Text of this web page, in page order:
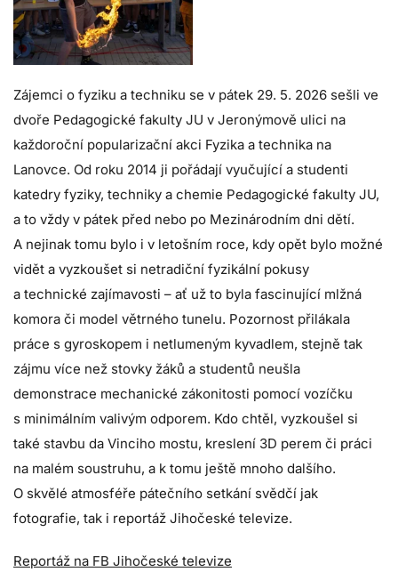
Zájemci o fyziku a techniku se v pátek 29. 5. 2026 sešli ve
dvoře Pedagogické fakulty JU v Jeronýmově ulici na
každoroční popularizační akci Fyzika a technika na
Lanovce. Od roku 2014 ji pořádají vyučující a studenti
katedry fyziky, techniky a chemie Pedagogické fakulty JU,
a to vždy v pátek před nebo po Mezinárodním dni dětí.
A nejinak tomu bylo i v letošním roce, kdy opět bylo možné
vidět a vyzkoušet si netradiční fyzikální pokusy
a technické zajímavosti – ať už to byla fascinující mlžná
komora či model větrného tunelu. Pozornost přilákala
práce s gyroskopem i netlumeným kyvadlem, stejně tak
zájmu více než stovky žáků a studentů neušla
demonstrace mechanické zákonitosti pomocí vozíčku
s minimálním valivým odporem. Kdo chtěl, vyzkoušel si
také stavbu da Vinciho mostu, kreslení 3D perem či práci
na malém soustruhu, a k tomu ještě mnoho dalšího.
O skvělé atmosféře pátečního setkání svědčí jak
fotografie, tak i reportáž Jihočeské televize.
Reportáž na FB Jihočeské televize